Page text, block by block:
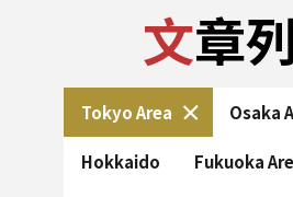
文章
Tokyo Area Osaka
Hokkaido Fukuoka